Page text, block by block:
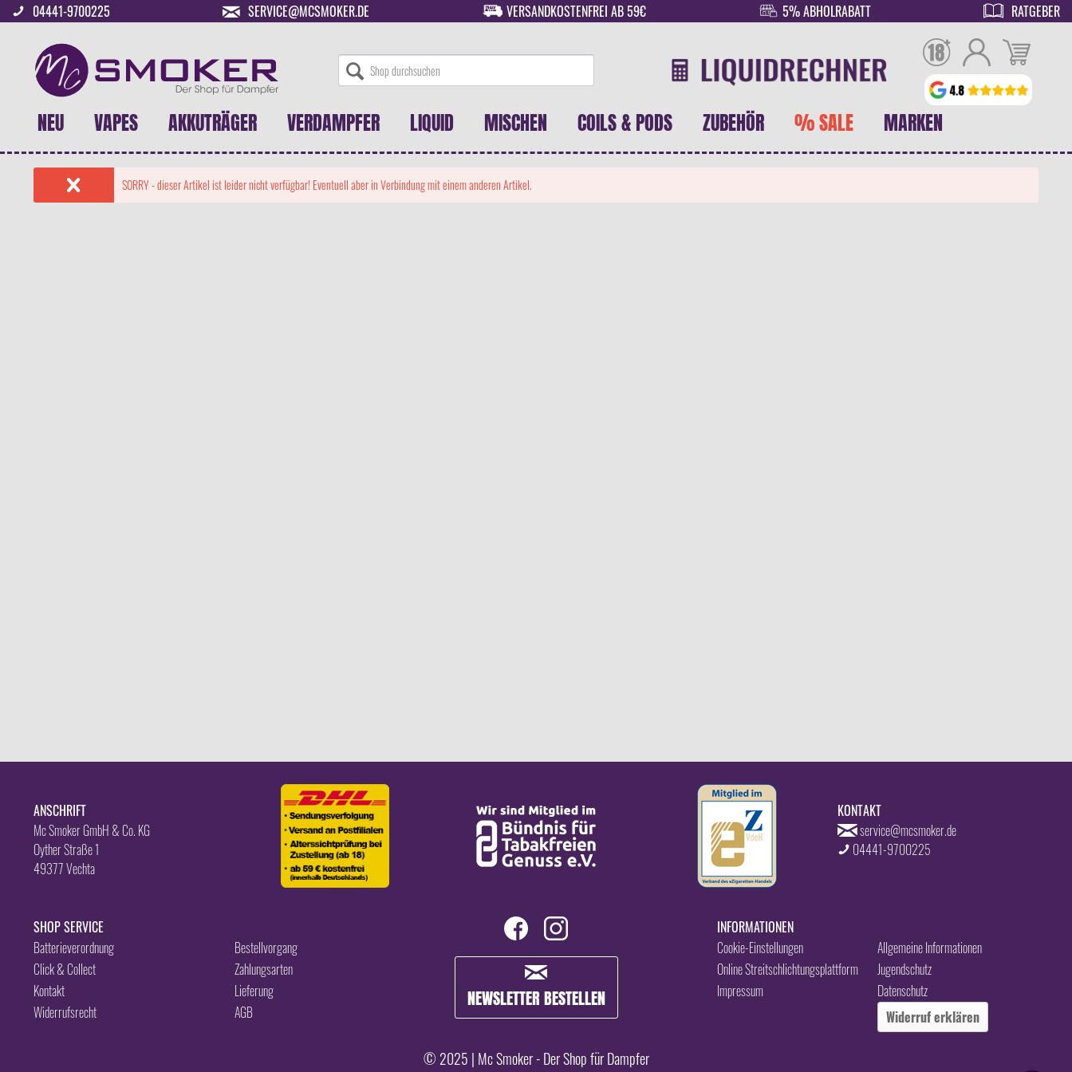
04441-9700225 SERVICE@MCSMOKER.DE VERSANDKOSTENFREI AB 59€ 5% ABHOLRABATT RATGEBER
NEU VAPES AKKUTRÄGER VERDAMPFER LIQUID MISCHEN COILS & PODS ZUBEHÖR % SALE MARKEN
SORRY - dieser Artikel ist leider nicht verfügbar! Eventuell aber in Verbindung mit einem anderen Artikel.
ANSCHRIFT
Mc Smoker GmbH & Co. KG
Oyther Straße 1
49377 Vechta
KONTAKT
service@mcsmoker.de
04441-9700225
SHOP SERVICE
Batterieverordnung
Bestellvorgang
Click & Collect
Zahlungsarten
Kontakt
Lieferung
Widerrufsrecht
AGB
NEWSLETTER BESTELLEN
INFORMATIONEN
Allgemeine Informationen
Cookie-Einstellungen
Jugendschutz
Online Streitschlichtungsplattform
Datenschutz
Impressum
Widerruf erklären
© 2025 | Mc Smoker - Der Shop für Dampfer